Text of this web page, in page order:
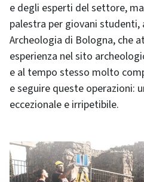
e degli esperti del settore,
palestra per giovani studenti,
Archeologia di Bologna, che
esperienza nel sito
e al tempo stesso molto
e seguire queste operazioni:
eccezionale e irripetibile.